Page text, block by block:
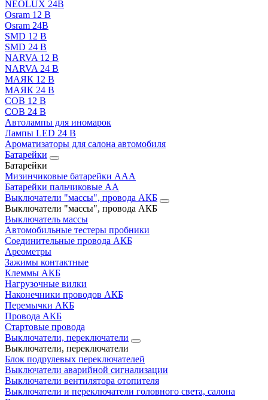
NEOLUX 24В
Osram 12 В
Osram 24В
SMD 12 В
SMD 24 В
NARVA 12 В
NARVA 24 В
МАЯК 12 В
МАЯК 24 В
COB 12 В
COB 24 В
Автолампы для иномарок
Лампы LED 24 B
Ароматизаторы для салона автомобиля
Батарейки
Батарейки
Мизинчиковые батарейки AAA
Батарейки пальчиковые АА
Выключатели "массы", провода АКБ
Выключатели "массы", провода АКБ
Выключатель массы
Автомобильные тестеры пробники
Соединительные провода АКБ
Ареометры
Зажимы контактные
Клеммы АКБ
Нагрузочные вилки
Наконечники проводов АКБ
Перемычки АКБ
Провода АКБ
Стартовые провода
Выключатели, переключатели
Выключатели, переключатели
Блок подрулевых переключателей
Выключатели аварийной сигнализации
Выключатели вентилятора отопителя
Выключатели и переключатели головного света, салона